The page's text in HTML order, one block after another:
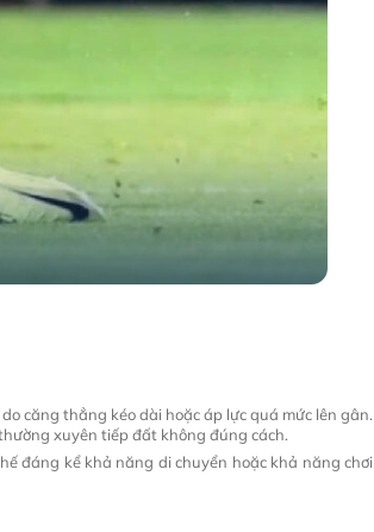
căng thẳng kéo dài hoặc áp lực quá mức lên gân.
xuyên tiếp đất không đúng cách.
đáng kể khả năng di chuyển hoặc khả năng chơi